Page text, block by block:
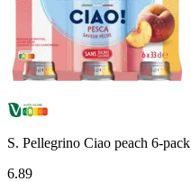
S. Pellegrino Ciao peach 6-pack
6.89